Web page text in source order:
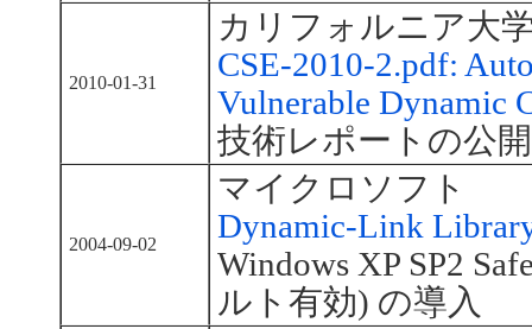
2010-01-31
カリフォルニア大
CSE-2010-2.pdf:
Vulnerable Dynamic
技術レポートの公
2004-09-02
マイクロソフト
Dynamic-Link
Windows XP SP2
ルト有効) の導入